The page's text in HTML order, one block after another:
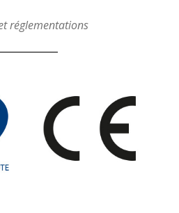
réglementations